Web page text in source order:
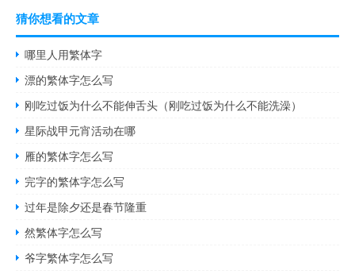
猜你想看的文章
哪里人用繁体字
漂的繁体字怎么写
刚吃过饭为什么不能伸舌头（刚吃过饭为什么不能洗澡）
星际战甲元宵活动在哪
雁的繁体字怎么写
完字的繁体字怎么写
过年是除夕还是春节隆重
然繁体字怎么写
爷字繁体字怎么写